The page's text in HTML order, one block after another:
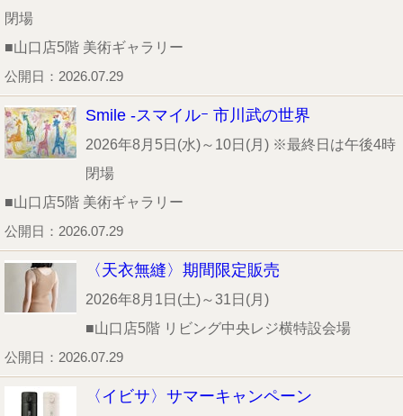
閉場
■山口店5階 美術ギャラリー
公開日：2026.07.29
Smile -スマイルｰ 市川武の世界
2026年8月5日(水)～10日(月) ※最終日は午後4時
閉場
■山口店5階 美術ギャラリー
公開日：2026.07.29
〈天衣無縫〉期間限定販売
2026年8月1日(土)～31日(月)
■山口店5階 リビング中央レジ横特設会場
公開日：2026.07.29
〈イビサ〉サマーキャンペーン